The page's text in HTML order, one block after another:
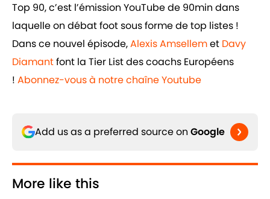
Top 90, c’est l’émission YouTube de 90min dans
laquelle on débat foot sous forme de top listes !
Dans ce nouvel épisode,Alexis Amsellemet Davy
Diamantfont la Tier List des coachs Européens
! Abonnez-vous à notre chaîne Youtube
Add us as a preferred source on Google
More like this